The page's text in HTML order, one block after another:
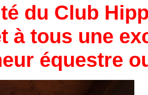
du Club
à tous une
équestre